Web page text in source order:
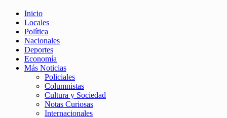
Inicio
Locales
Política
Nacionales
Deportes
Economía
Más Noticias
Policiales
Columnistas
Cultura y Sociedad
Notas Curiosas
Internacionales